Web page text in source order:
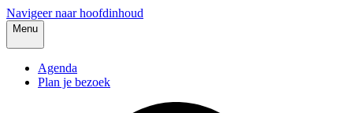
Navigeer naar hoofdinhoud
Menu
Agenda
Plan je bezoek